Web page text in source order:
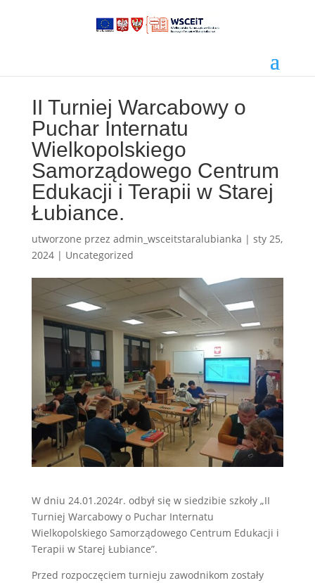
II Turniej Warcabowy o
Puchar Internatu
Wielkopolskiego
Samorządowego Centrum
Edukacji i Terapii w Starej
Łubiance.
utworzone przez admin_wsceitstaralubianka | sty 25,
2024| Uncategorized
W dniu 24.01.2024r. odbył się w siedzibie szkoły „II
Turniej Warcabowy o Puchar Internatu
Wielkopolskiego Samorządowego Centrum Edukacji i
Terapii w Starej Łubiance”.
Przed rozpoczęciem turnieju zawodnikom zostały